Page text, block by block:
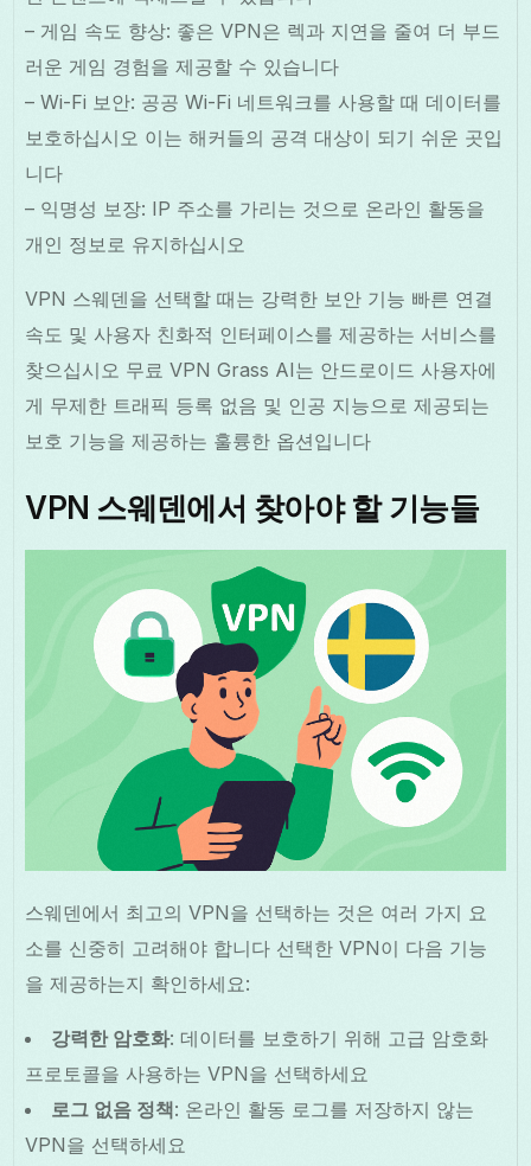
– 게임 속도 향상: 좋은 VPN은 렉과 지연을 줄여 더 부드
러운 게임 경험을 제공할 수 있습니다
– Wi-Fi 보안: 공공 Wi-Fi 네트워크를 사용할 때 데이터를
보호하십시오 이는 해커들의 공격 대상이 되기 쉬운 곳입
니다
– 익명성 보장: IP 주소를 가리는 것으로 온라인 활동을
개인 정보로 유지하십시오
VPN 스웨덴을 선택할 때는 강력한 보안 기능 빠른 연결
속도 및 사용자 친화적 인터페이스를 제공하는 서비스를
찾으십시오 무료 VPN Grass AI는 안드로이드 사용자에
게 무제한 트래픽 등록 없음 및 인공 지능으로 제공되는
보호 기능을 제공하는 훌륭한 옵션입니다
VPN 스웨덴에서 찾아야 할 기능들
스웨덴에서 최고의 VPN을 선택하는 것은 여러 가지 요
소를 신중히 고려해야 합니다 선택한 VPN이 다음 기능
을 제공하는지 확인하세요:
강력한 암호화: 데이터를 보호하기 위해 고급 암호화
프로토콜을 사용하는 VPN을 선택하세요
로그 없음 정책: 온라인 활동 로그를 저장하지 않는
VPN을 선택하세요